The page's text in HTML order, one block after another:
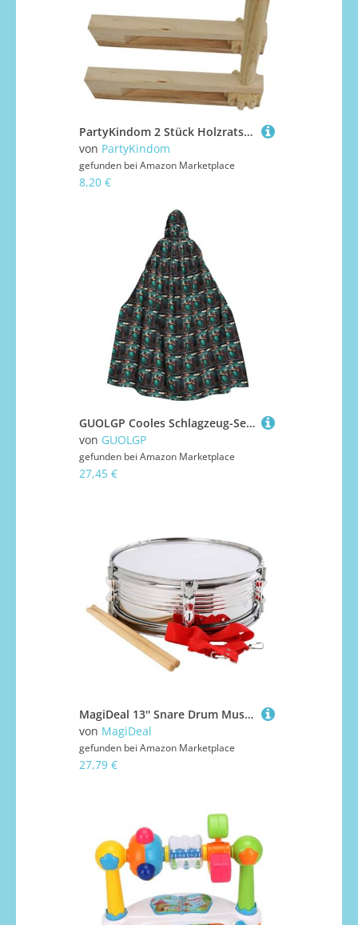
PartyKindom 2 Stück Holzratsche Geräuschmacher aus Sicherem Holz Musikalisches Früherziehungsspielzeug für Jungen und Mädchen Leicht Greifbar Langlebig und Feine Verarbeitung
von PartyKindom
gefunden bei Amazon Marketplace
8,20 €
GUOLGP Cooles Schlagzeug-Set, Druck für Damen und Herren, Kapuzenumhang für Halloween, Weihnachten, Karneval, Mottopartys
von GUOLGP
gefunden bei Amazon Marketplace
27,45 €
MagiDeal 13'' Snare Drum Musikinstrument Pädagogisches Schultergurt Marschtrommel für Klassenunterricht Anfänger Erwachsene
von MagiDeal
gefunden bei Amazon Marketplace
27,79 €